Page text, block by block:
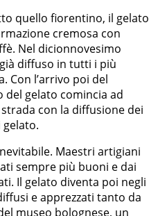
quello fiorentino, il gelato
cremosa con
Nel dicionnovesimo
diffuso in tutti i più
Con l’arrivo poi del
del gelato comincia ad
con la diffusione dei
Maestri artigiani
sempre più buoni e dai
Il gelato diventa poi negli
e apprezzati tanto da
museo bolognese, un